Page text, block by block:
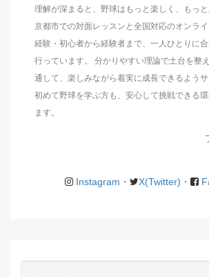
理解が深まると、野球はもっと楽しく、もっと
京都市での対面レッスンと全国対応のオンラ
経験・初心者から経験者まで、一人ひとりに
行っています。 分かりやすい理論で土台を整
通して、楽しみながら着実に成長できるようサ
初めて野球を学ぶ方も、安心して挑戦できる
ます。
Instagram・ X(Twitter)・